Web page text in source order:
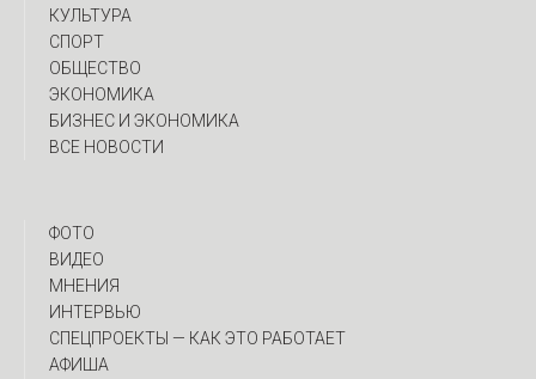
КУЛЬТУРА
СПОРТ
ОБЩЕСТВО
ЭКОНОМИКА
БИЗНЕС И ЭКОНОМИКА
ВСЕ НОВОСТИ
ФОТО
ВИДЕО
МНЕНИЯ
ИНТЕРВЬЮ
CПЕЦПРОЕКТЫ — КАК ЭТО РАБОТАЕТ
АФИША